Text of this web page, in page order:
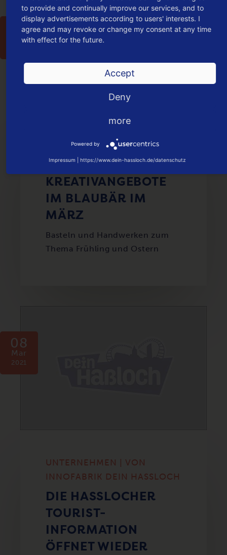
10
Mar
UNTERNEHMEN | VON
INNOFABRIK DEIN HASSLOCH
KREATIVANGEBOTE
IM BLAUBÄR IM
MÄRZ
Basteln und Handwerken zum
Thema Frühling und Ostern
08
Mar
2021
UNTERNEHMEN | VON
INNOFABRIK DEIN HASSLOCH
DIE HASSLOCHER T
OURIST-I
NFORMATION Ö
FFNET WIEDER
to provide and continually improve our services, and to
display advertisements according to users' interests. I
agree and may revoke or change my consent at any time
with effect for the future.
Accept
Deny
more
Powered by
Impressum https://www.dein-hassloch.de/datenschutz